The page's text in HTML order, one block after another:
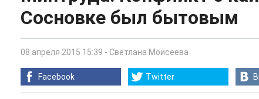
Сосновке был бытовым
08 апреля 2015 15:39 - Светлана Моисеева
Facebook Twitter